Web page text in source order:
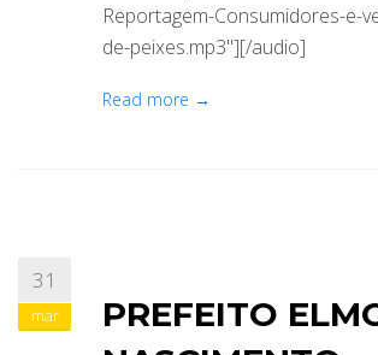
Reportagem-Consumidores-e-
de-peixes.mp3"][/audio]
Read more →
31
mar
PREFEITO